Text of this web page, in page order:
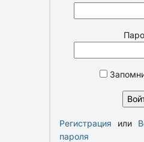
Регистрация или
пароля